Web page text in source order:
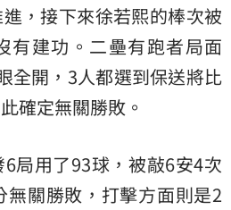
，接下來徐若熙的棒次被
有建功。二壘有跑者局面
全開，3人都選到保送將比
確定無關勝敗。
局用了93球，被敲6安4次
無關勝敗，打擊方面則是2